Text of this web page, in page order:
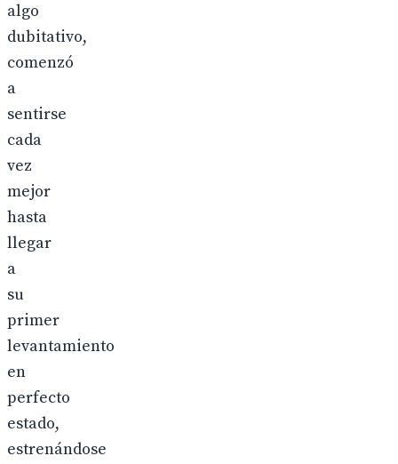
algo
dubitativo,
comenzó
a
sentirse
cada
vez
mejor
hasta
llegar
a
su
primer
levantamiento
en
perfecto
estado,
estrenándose